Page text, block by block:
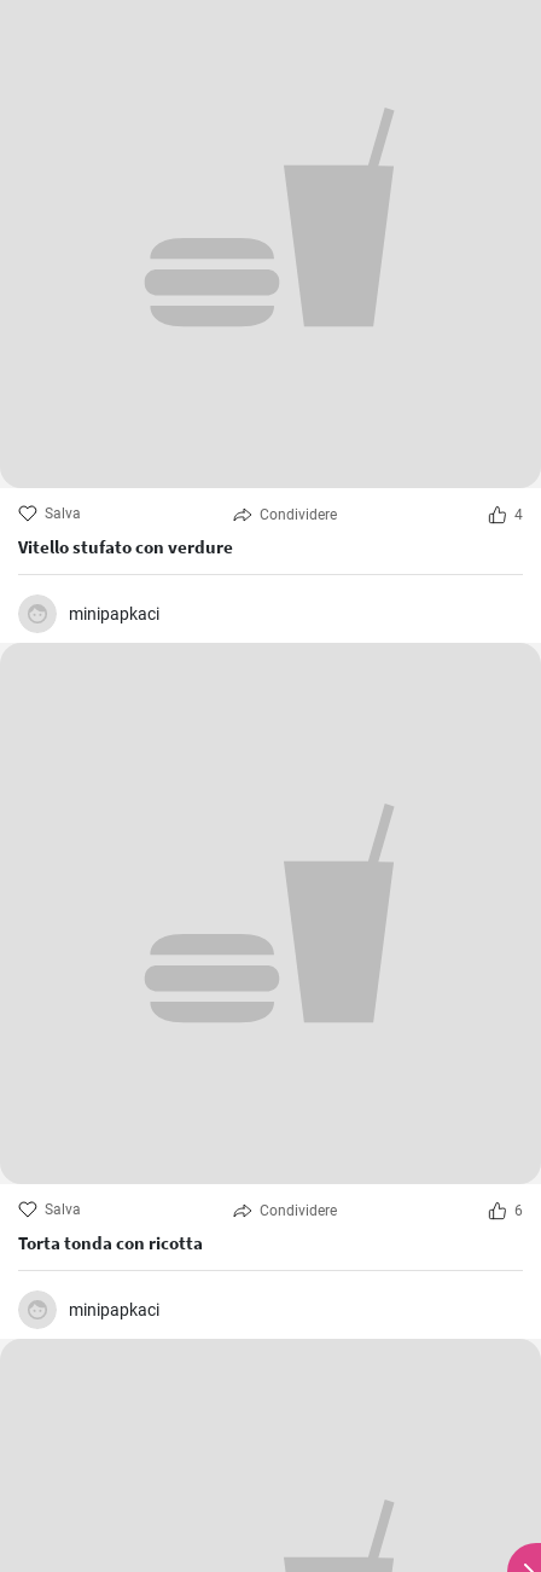
Salva Condividere 4
Vitello stufato con verdure
minipapkaci
Salva Condividere 6
Torta tonda con ricotta
minipapkaci